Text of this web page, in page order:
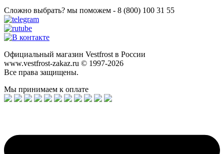
Сложно выбрать? мы поможем - 8 (800) 100 31 55
Официальный магазин Vestfrost в России
www.vestfrost-zakaz.ru © 1997-2026
Все права защищены.
Мы принимаем к оплате